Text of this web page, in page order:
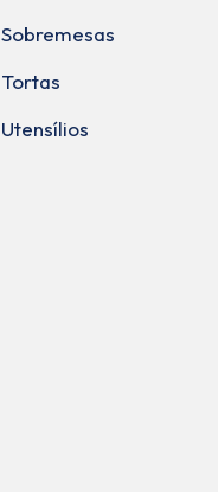
Sobremesas
Tortas
Utensílios